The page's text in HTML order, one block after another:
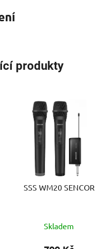
produkty
SSS WM20 SENCOR
Skladem